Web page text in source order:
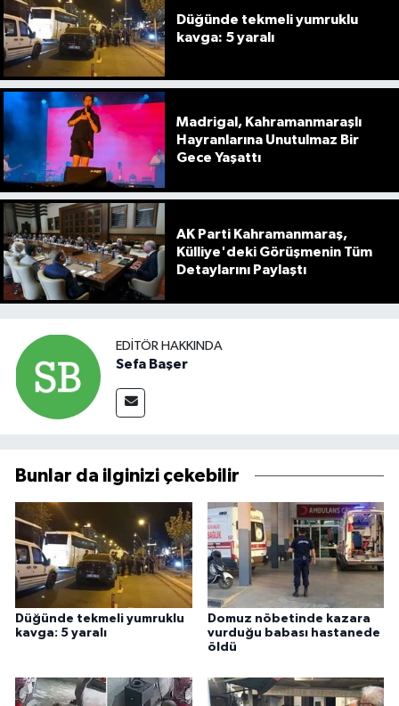
Düğünde tekmeli yumruklu
kavga: 5 yaralı
Madrigal, Kahramanmaraşlı
Hayranlarına Unutulmaz Bir
Gece Yaşattı
AK Parti Kahramanmaraş,
Külliye'deki Görüşmenin Tüm
Detaylarını Paylaştı
EDITÖR HAKKINDA
Sefa Başer
Bunlar da ilginizi çekebilir
Düğünde tekmeli yumruklu
kavga: 5 yaralı
Domuz nöbetinde kazara
vurduğu babası hastanede
öldü